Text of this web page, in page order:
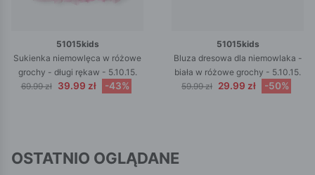
51015kids
Sukienka niemowlęca w różowe
grochy - długi rękaw - 5.10.15.
69.99 zł
39.99 zł -43%
51015kids
Bluza dresowa dla niemowlaka -
biała w różowe grochy - 5.10.15.
59.99 zł 29.99 zł -50%
OSTATNIO OGLĄDANE